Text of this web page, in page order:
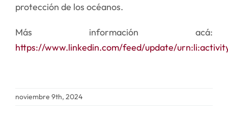
protección de los océanos.
Más información acá:
https://www.linkedin.com/feed/update/
noviembre 9th, 2024